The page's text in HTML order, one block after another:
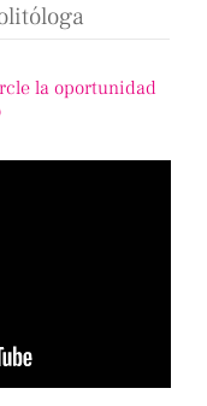
la oportunidad